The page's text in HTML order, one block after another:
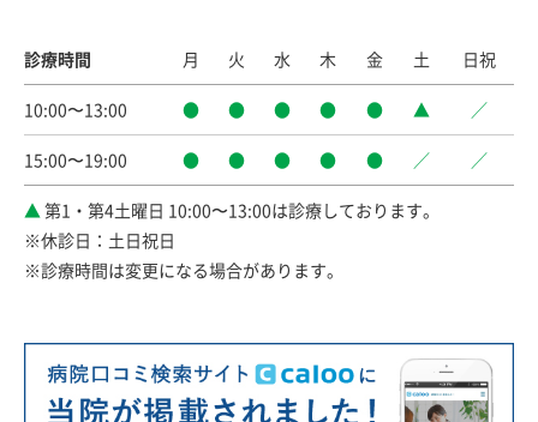
診療時間 月 火 水 木 金 土 日祝
10:00〜13:00 ● ● ● ● ● ▲ ／
15:00〜19:00 ● ● ● ● ● ／ ／
▲ 第1・第4土曜日 10:00〜13:00は診療しております。
※休診日：土日祝日
※診療時間は変更になる場合があります。